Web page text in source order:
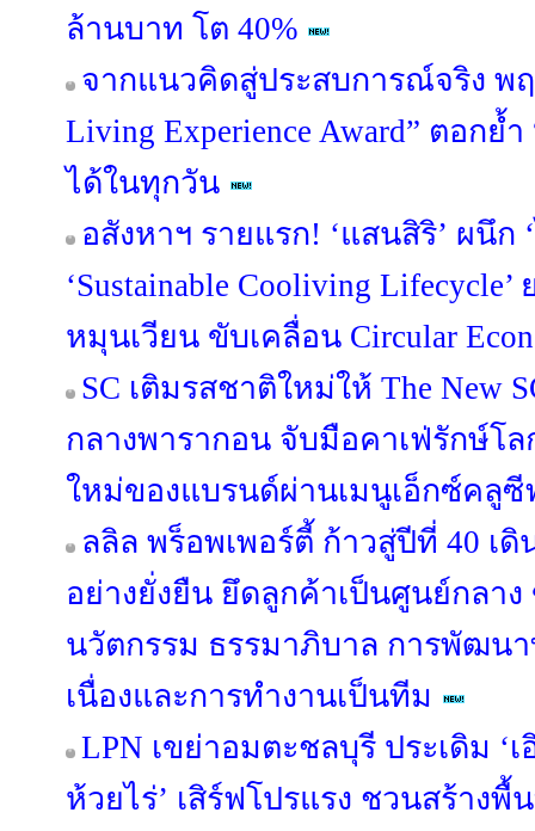
ล้านบาท โต 40%
จากแนวคิดสู่ประสบการณ์จริง พ
Living Experience Award” ตอกย้
ได้ในทุกวัน
อสังหาฯ รายแรก! ‘แสนสิริ’ ผนึก
‘Sustainable Cooliving
หมุนเวียน ขับเคลื่อน Circular
SC เติมรสชาติใหม่ให้ The New
กลางพารากอน จับมือคาเฟ่รักษ์โ
ใหม่ของแบรนด์ผ่านเมนูเอ็กซ์คลูซี
ลลิล พร็อพเพอร์ตี้ ก้าวสู่ปีที่ 40 เดิ
อย่างยั่งยืน ยึดลูกค้าเป็นศูนย์กลา
นวัตกรรม ธรรมาภิบาล การพัฒน
เนื่องและการทำงานเป็นทีม
LPN เขย่าอมตะชลบุรี ประเดิม ‘เ
ห้วยไร่’ เสิร์ฟโปรแรง ชวนสร้าง